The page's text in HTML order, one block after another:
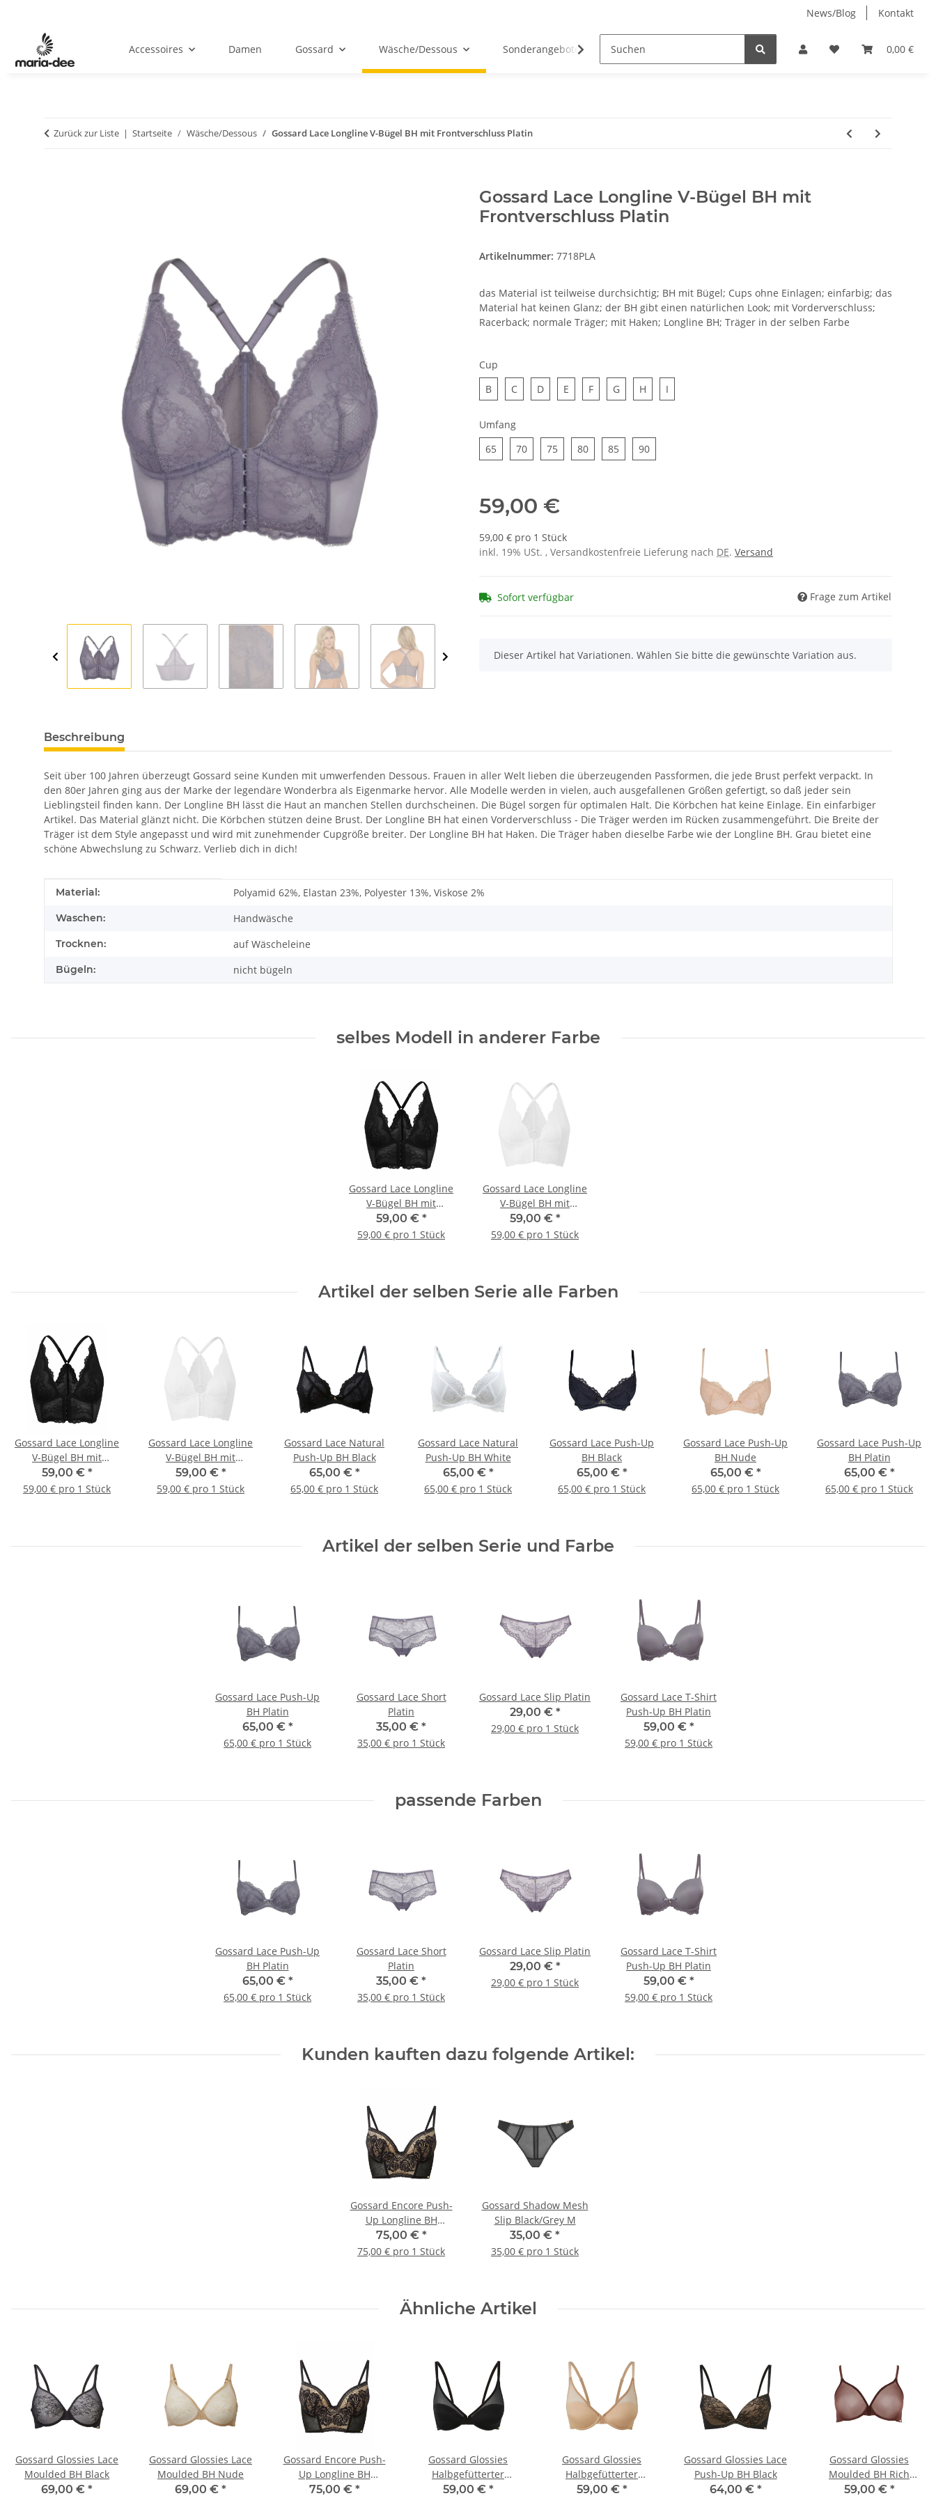
News/Blog Kontakt
0,00 €
Accessoires Damen Gossard Wäsche/Dessous Sonderangebote Jenny-Bell (made in Germany)
Zurück zur Liste Startseite Wäsche/Dessous Gossard Lace Longline V-Bügel BH mit Frontverschluss Platin
Gossard Lace Longline V-Bügel BH mit
Frontverschluss Platin
Artikelnummer: 7718PLA
das Material ist teilweise durchsichtig; BH mit Bügel; Cups ohne Einlagen; einfarbig; das
Material hat keinen Glanz; der BH gibt einen natürlichen Look; mit Vorderverschluss;
Racerback; normale Träger; mit Haken; Longline BH; Träger in der selben Farbe
Cup
BB CC DD E FF GG H I
Umfang
65
7070 75 8080 85 9090
59,00 €
59,00 € pro 1 Stück
inkl. 19% USt. , Versandkostenfreie Lieferung nach DE. Versand
Sofort verfügbar Frage zum Artikel
x
Dieser Artikel hat Variationen. Wählen Sie bitte die gewünschte Variation aus.
Beschreibung
Seit über 100 Jahren überzeugt Gossard seine Kunden mit umwerfenden Dessous. Frauen in aller Welt lieben die überzeugenden Passformen, die jede Brust perfekt verpackt. In
den 80er Jahren ging aus der Marke der legendäre Wonderbra als Eigenmarke hervor. Alle Modelle werden in vielen, auch ausgefallenen Größen gefertigt, so daß jeder sein
Lieblingsteil finden kann. Der Longline BH lässt die Haut an manchen Stellen durchscheinen. Die Bügel sorgen für optimalen Halt. Die Körbchen hat keine Einlage. Ein einfarbiger
Artikel. Das Material glänzt nicht. Die Körbchen stützen deine Brust. Der Longline BH hat einen Vorderverschluss - Die Träger werden im Rücken zusammengeführt. Die Breite der
Träger ist dem Style angepasst und wird mit zunehmender Cupgröße breiter. Der Longline BH hat Haken. Die Träger haben dieselbe Farbe wie der Longline BH. Grau bietet eine
schöne Abwechslung zu Schwarz. Verlieb dich in dich!
Produkteigenschaft
Wert
Material: Polyamid 62%, Elastan 23%, Polyester 13%, Viskose 2%
Waschen: Handwäsche
Trocknen: auf Wäscheleine
Bügeln: nicht bügeln
selbes Modell in anderer Farbe
Gossard Lace Longline
V-Bügel BH mit
Frontverschluss Black
59,00 € *
59,00 € pro 1 Stück
Gossard Lace Longline
V-Bügel BH mit
Frontverschluss White
59,00 € *
59,00 € pro 1 Stück
Artikel der selben Serie alle Farben
Gossard Lace Longline
V-Bügel BH mit
Frontverschluss Black
59,00 € *
59,00 € pro 1 Stück
Gossard Lace Longline
V-Bügel BH mit
Frontverschluss White
59,00 € *
59,00 € pro 1 Stück
Gossard Lace Natural
Push-Up BH Black
65,00 € *
65,00 € pro 1 Stück
Gossard Lace Natural
Push-Up BH White
65,00 € *
65,00 € pro 1 Stück
Gossard Lace Push-Up
BH Black
65,00 € *
65,00 € pro 1 Stück
Gossard Lace Push-Up
BH Nude
65,00 € *
65,00 € pro 1 Stück
Gossard Lace Push-Up
BH Platin
65,00 € *
65,00 € pro 1 Stück
Artikel der selben Serie und Farbe
Gossard Lace Push-Up
BH Platin
65,00 € *
65,00 € pro 1 Stück
Gossard Lace Short
Platin
35,00 € *
35,00 € pro 1 Stück
Gossard Lace Slip Platin
29,00 € *
29,00 € pro 1 Stück
Gossard Lace T-Shirt
Push-Up BH Platin
59,00 € *
59,00 € pro 1 Stück
passende Farben
Gossard Lace Push-Up
BH Platin
65,00 € *
65,00 € pro 1 Stück
Gossard Lace Short
Platin
35,00 € *
35,00 € pro 1 Stück
Gossard Lace Slip Platin
29,00 € *
29,00 € pro 1 Stück
Gossard Lace T-Shirt
Push-Up BH Platin
59,00 € *
59,00 € pro 1 Stück
Kunden kauften dazu folgende Artikel:
Gossard Encore Push-
Up Longline BH
Black/Nude 75 E
75,00 € *
75,00 € pro 1 Stück
Gossard Shadow Mesh
Slip Black/Grey M
35,00 € *
35,00 € pro 1 Stück
Ähnliche Artikel
Gossard Glossies Lace
Moulded BH Black
69,00 € *
Gossard Glossies Lace
Moulded BH Nude
69,00 € *
Gossard Encore Push-
Up Longline BH
Black/Nude
75,00 € *
Gossard Glossies
Halbgefütterter
Triangel BH Black
59,00 € *
Gossard Glossies
Halbgefütterter
Triangel BH Nude
59,00 € *
Gossard Glossies Lace
Push-Up BH Black
64,00 € *
Gossard Glossies
Moulded BH Rich
Brown
59,00 € *